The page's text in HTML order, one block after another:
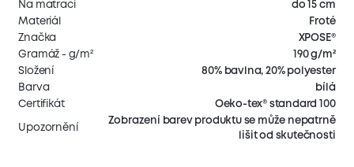
Na matraci
do 15 cm
Materiál
Froté
Značka
XPOSE®
Gramáž - g/m²
190 g/m²
Složení
80% bavlna, 20% polyester
Barva
bílá
Certifikát
Oeko-tex® standard 100
Upozornění
Zobrazení barev produktu se může nepatrně
lišit od skutečnosti